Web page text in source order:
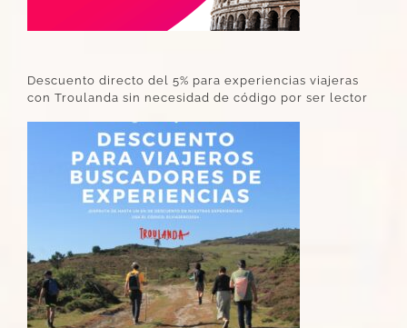
Descuento directo del 5% para experiencias viajeras
con Troulanda sin necesidad de código por ser lector